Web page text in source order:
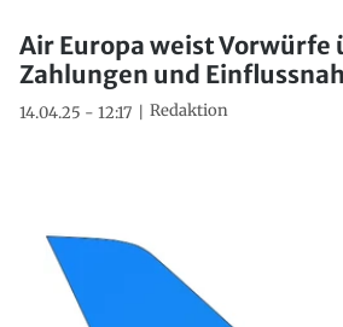
Air Europa weist Vorwürfe
Zahlungen und
14.04.25 - 12:17 Redaktion